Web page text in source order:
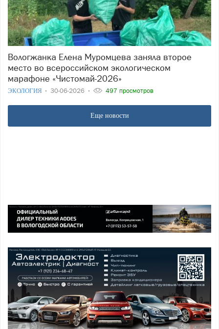
Вологжанка Елена Муромцева заняла второе
место во всероссийском экологическом
марафоне «Чистомай-2026»
ЭКОЛОГИЯ 30-06-2026 497 просмотров
Еще новости